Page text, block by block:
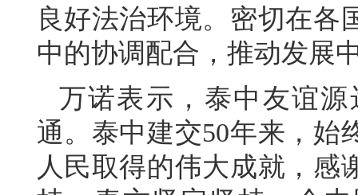
良好法治环境。密切在各
中的协调配合，推动发展
万诺表示，泰中友谊
通。泰中建交50年来，始
人民取得的伟大成就，感